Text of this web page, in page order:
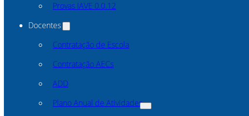
Provas IAVE 0.0.12
Docentes
Contratação de Escola
Contratação AECs
ADD
Plano Anual de Atividades